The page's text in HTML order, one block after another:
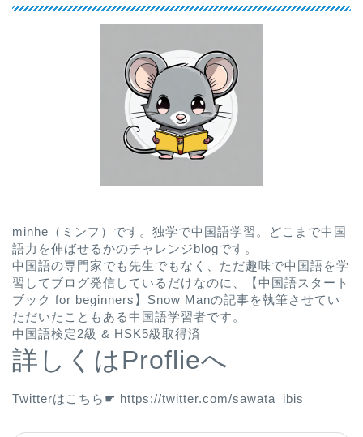
minhe（ミンフ）です。独学で中国語学習。どこまで中国
語力を伸ばせるかのチャレンジblogです。
中国語の専門家でも先生でもなく、ただ趣味で中国語を学
習してブログ発信しているだけなのに、
【中国語スタート
ブック for beginners】Snow Manの記事を執筆させてい
ただいたこともある中国語学習者です。
中国語検定2級 & HSK5級取得済
詳しくはProflieへ
Twitterはこちら☛ https://twitter.com/sawata_ibis